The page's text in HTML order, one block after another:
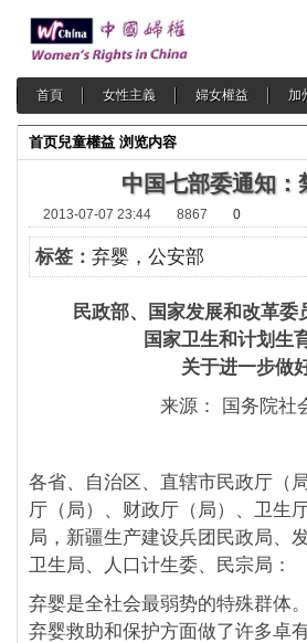
首頁 女性主義 婦女權益 加
首页兒童權益 浏览内容
中国七部委通知：
2013-07-07 23:44 8867 0
标签： 弃婴，公安部
民政部、国家发展和改革
国家卫生和计划生
关于进一步做
来源： 国务院社
各省、自治区、直辖市民政厅（
厅（局）、财政厅（局）、卫生
局，新疆生产建设兵团民政局、
卫生局、人口计生委、民宗局：
弃婴是全社会最弱势的特殊群体
弃婴救助和保护方面做了许多卓